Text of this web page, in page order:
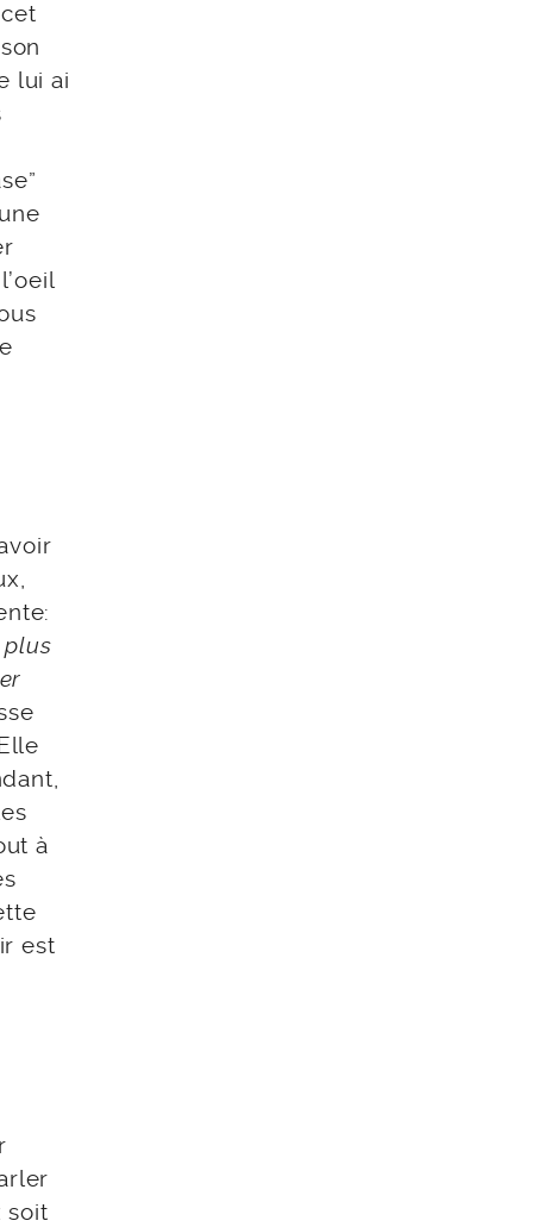
lui ai
à
est
soit